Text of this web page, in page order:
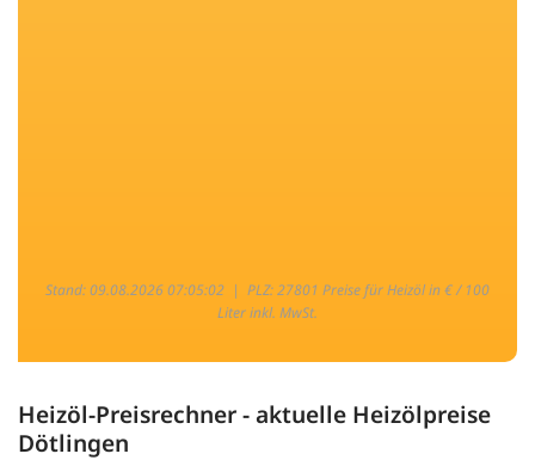
Stand: 09.08.2026 07:05:02 | PLZ: 27801 Preise für Heizöl in € / 100
Liter inkl. MwSt.
Heizöl-Preisrechner - aktuelle Heizölpreise
Dötlingen